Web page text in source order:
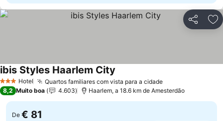
Partilhar
3 EstrelasHotel Quartos familiares com vista para a cidade
ibis Styles Haarlem City
8,2 Muito boa 4.603 Haarlem, a 18.6 km de Amesterdão
De € 81